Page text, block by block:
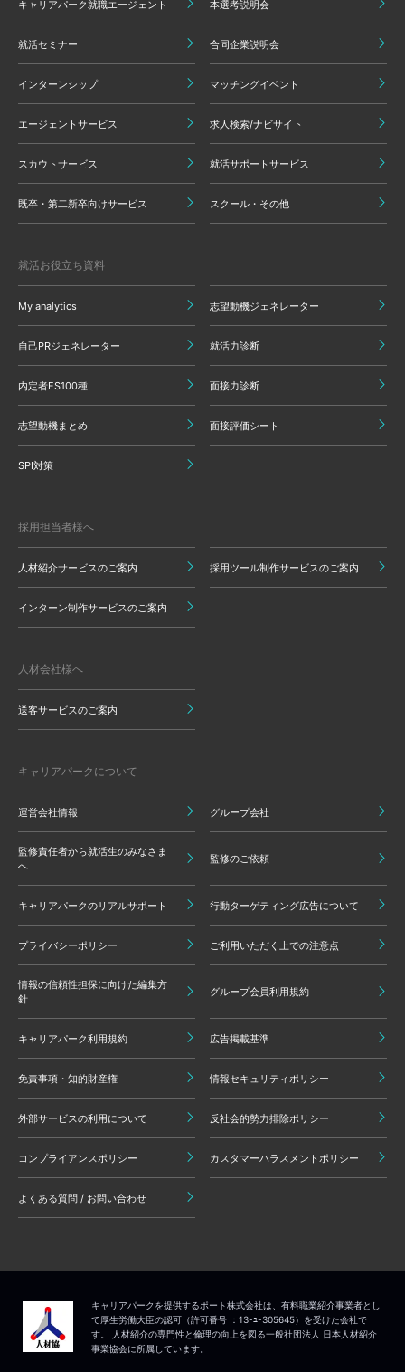
キャリアパーク就職エージェント 本選考説明会
就活セミナー 合同企業説明会
インターンシップ マッチングイベント
エージェントサービス 求人検索/ナビサイト
スカウトサービス 就活サポートサービス
既卒・第二新卒向けサービス スクール・その他
就活お役立ち資料
My analytics 志望動機ジェネレーター
自己PRジェネレーター 就活力診断
内定者ES100種 面接力診断
志望動機まとめ 面接評価シート
SPI対策
採用担当者様へ
人材紹介サービスのご案内 採用ツール制作サービスのご案内
インターン制作サービスのご案内
人材会社様へ
送客サービスのご案内
キャリアパークについて
運営会社情報 グループ会社
監修責任者から就活生のみなさま
へ
監修のご依頼
キャリアパークのリアルサポート 行動ターゲティング広告について
プライバシーポリシー ご利用いただく上での注意点
情報の信頼性担保に向けた編集方
針
グループ会員利用規約
キャリアパーク利用規約 広告掲載基準
免責事項・知的財産権 情報セキュリティポリシー
外部サービスの利用について 反社会的勢力排除ポリシー
コンプライアンスポリシー カスタマーハラスメントポリシー
よくある質問 / お問い合わせ